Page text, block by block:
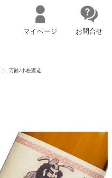
マイページへログイン
マイページ お問合せ
万齢/小松酒造